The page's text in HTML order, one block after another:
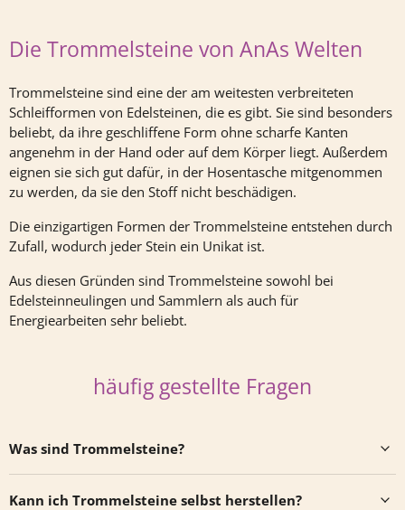
Die Trommelsteine von AnAs Welten
Trommelsteine sind eine der am weitesten verbreiteten
Schleifformen von Edelsteinen, die es gibt. Sie sind besonders
beliebt, da ihre geschliffene Form ohne scharfe Kanten
angenehm in der Hand oder auf dem Körper liegt. Außerdem
eignen sie sich gut dafür, in der Hosentasche mitgenommen
zu werden, da sie den Stoff nicht beschädigen.
Die einzigartigen Formen der Trommelsteine entstehen durch
Zufall, wodurch jeder Stein ein Unikat ist.
Aus diesen Gründen sind Trommelsteine sowohl bei
Edelsteinneulingen und Sammlern als auch für
Energiearbeiten sehr beliebt.
häufig gestellte Fragen
Was sind Trommelsteine?
Kann ich Trommelsteine selbst herstellen?